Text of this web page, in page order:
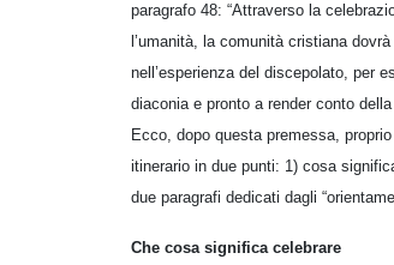
paragrafo 48: “Attraverso la
l’umanità, la comunità cristiana
nell’esperienza del discepolato, per
diaconia e pronto a render conto
Ecco, dopo questa premessa,
itinerario in due punti: 1) cosa
due paragrafi dedicati dagli
Che cosa significa celebrare